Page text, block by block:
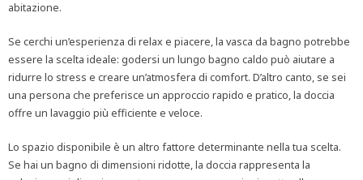
abitazione.
Se cerchi un’esperienza di relax e piacere, la vasca da bagno potrebbe
essere la scelta ideale: godersi un lungo bagno caldo può aiutare a
ridurre lo stress e creare un’atmosfera di comfort. D’altro canto, se sei
una persona che preferisce un approccio rapido e pratico, la doccia
offre un lavaggio più efficiente e veloce.
Lo spazio disponibile è un altro fattore determinante nella tua scelta.
Se hai un bagno di dimensioni ridotte, la doccia rappresenta la